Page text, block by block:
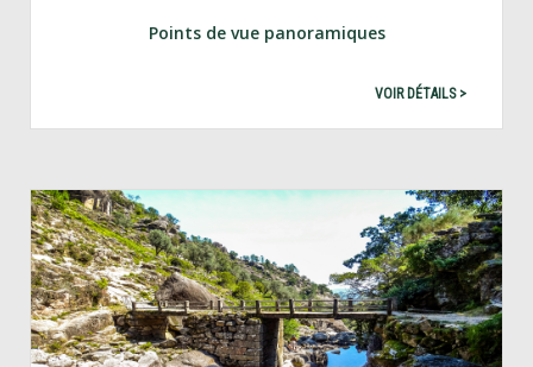
Points de vue panoramiques
VOIR DÉTAILS >